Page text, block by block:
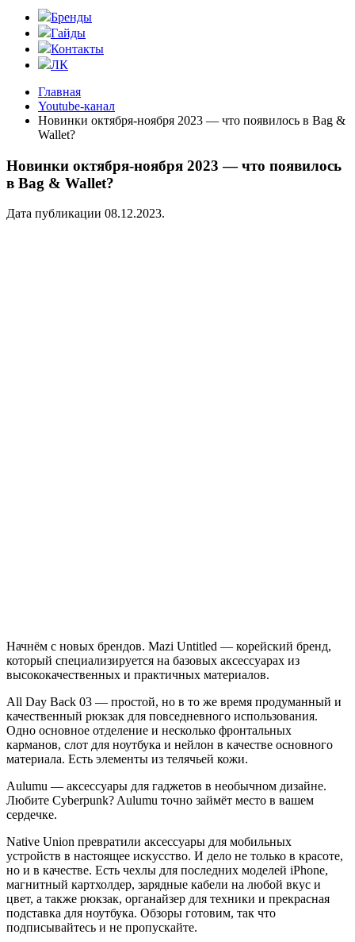
Бренды
Гайды
Контакты
ЛК
Главная
Youtube-канал
Новинки октября-ноября 2023 — что появилось в Bag &
Wallet?
Новинки октября-ноября 2023 — что появилось
в Bag & Wallet?
Дата публикации 08.12.2023.
Начнём с новых брендов. Mazi Untitled — корейский бренд,
который специализируется на базовых аксессуарах из
высококачественных и практичных материалов.
All Day Back 03 — простой, но в то же время продуманный и
качественный рюкзак для повседневного использования.
Одно основное отделение и несколько фронтальных
карманов, слот для ноутбука и нейлон в качестве основного
материала. Есть элементы из телячьей кожи.
Aulumu — аксессуары для гаджетов в необычном дизайне.
Любите Cyberpunk? Aulumu точно займёт место в вашем
сердечке.
Native Union превратили аксессуары для мобильных
устройств в настоящее искусство. И дело не только в красоте,
но и в качестве. Есть чехлы для последних моделей iPhone,
магнитный картхолдер, зарядные кабели на любой вкус и
цвет, а также рюкзак, органайзер для техники и прекрасная
подставка для ноутбука. Обзоры готовим, так что
подписывайтесь и не пропускайте.